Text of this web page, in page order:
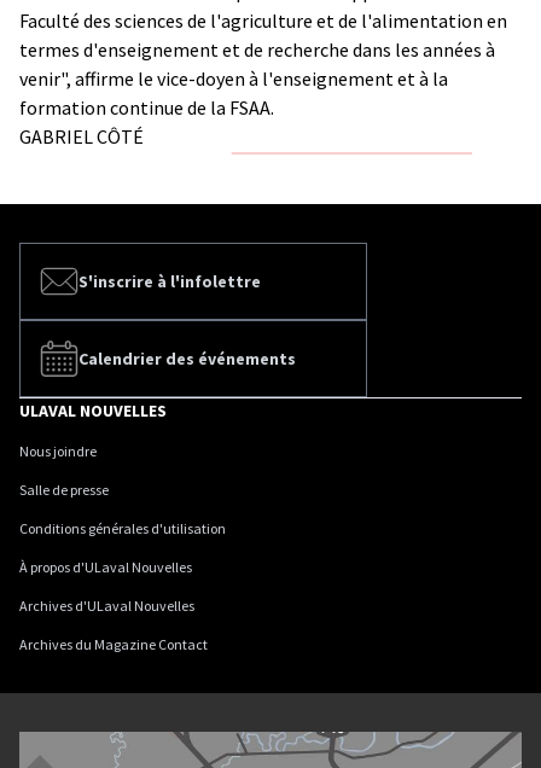
Faculté des sciences de l'agriculture et de l'alimentation en
termes d'enseignement et de recherche dans les années à
venir", affirme le vice-doyen à l'enseignement et à la
formation continue de la FSAA.
GABRIEL CÔTÉ
S'inscrire à l'infolettre
Calendrier des événements
ULAVAL NOUVELLES
Nous joindre
Salle de presse
Conditions générales d'utilisation
À propos d'ULaval Nouvelles
Archives d'ULaval Nouvelles
Archives du Magazine Contact